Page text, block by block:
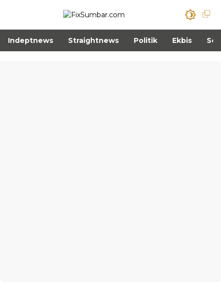
Indeptnews Straightnews Politik Ekbis